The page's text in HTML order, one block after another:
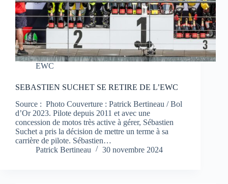
EWC
SEBASTIEN SUCHET SE RETIRE DE L’EWC
Source : Photo Couverture : Patrick Bertineau / Bol
d’Or 2023. Pilote depuis 2011 et avec une
concession de motos très active à gérer, Sébastien
Suchet a pris la décision de mettre un terme à sa
carrière de pilote. Sébastien…
Patrick Bertineau
30 novembre 2024